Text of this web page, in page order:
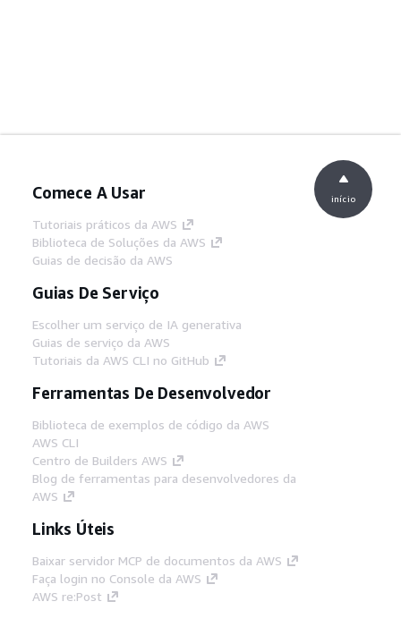
Comece A Usar
Tutoriais práticos da AWS
Biblioteca de Soluções da AWS
Guias de decisão da AWS
Guias De Serviço
Escolher um serviço de IA generativa
Guias de serviço da AWS
Tutoriais da AWS CLI no GitHub
Ferramentas De Desenvolvedor
Biblioteca de exemplos de código da AWS
AWS CLI
Centro de Builders AWS
Blog de ferramentas para desenvolvedores da
AWS
Links Úteis
Baixar servidor MCP de documentos da AWS
Faça login no Console da AWS
AWS re:Post
início